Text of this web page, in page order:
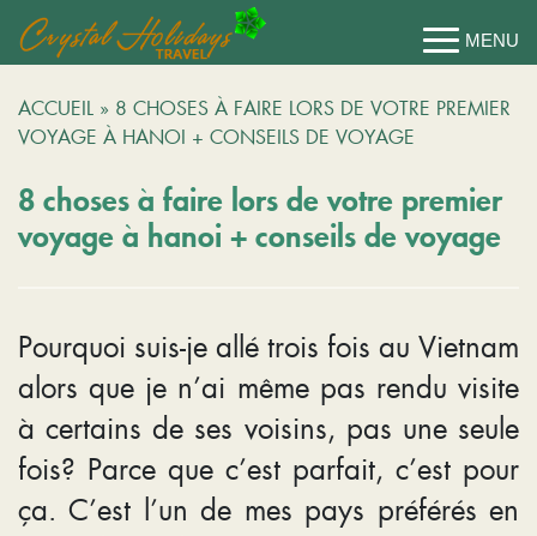
ACCUEIL » 8 CHOSES À FAIRE LORS DE VOTRE PREMIER
VOYAGE À HANOI + CONSEILS DE VOYAGE
8 choses à faire lors de votre premier
voyage à hanoi + conseils de voyage
Pourquoi suis-je allé trois fois au Vietnam
alors que je n’ai même pas rendu visite
à certains de ses voisins, pas une seule
fois? Parce que c’est parfait, c’est pour
ça. C’est l’un de mes pays préférés en